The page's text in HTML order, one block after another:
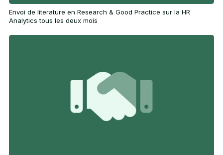
Envoi de literature en Research & Good Practice sur la HR
Analytics tous les deux mois